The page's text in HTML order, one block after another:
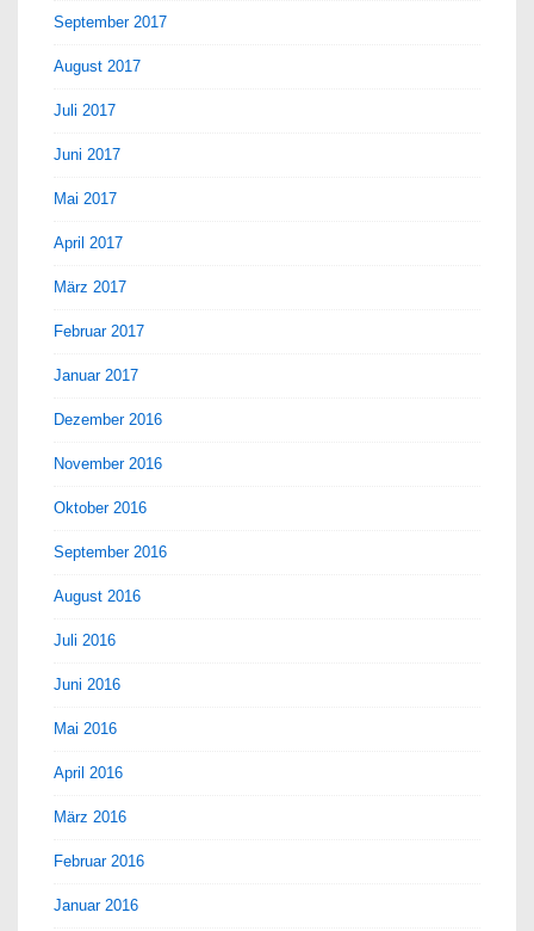
September 2017
August 2017
Juli 2017
Juni 2017
Mai 2017
April 2017
März 2017
Februar 2017
Januar 2017
Dezember 2016
November 2016
Oktober 2016
September 2016
August 2016
Juli 2016
Juni 2016
Mai 2016
April 2016
März 2016
Februar 2016
Januar 2016